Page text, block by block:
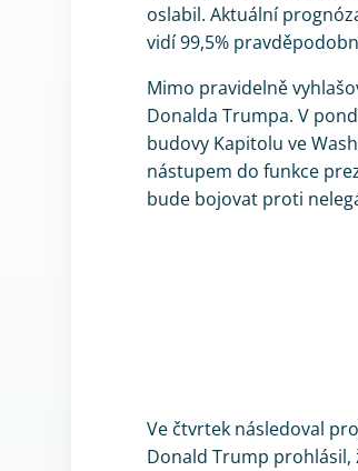
oslabil. Aktuální
vidí 99,5%
Mimo pravidelně
Donalda Trumpa. V
budovy Kapitolu ve
nástupem do funkce
bude bojovat proti
Ve čtvrtek následoval
Donald Trump